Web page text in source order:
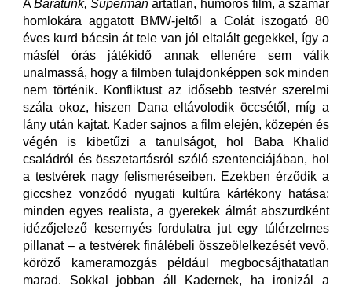
ABarátunk, Superman ártatlan, humoros film, a szamár
homlokára aggatott BMW-jeltől a Colát iszogató 80
éves kurd bácsin át tele van jól eltalált gegekkel, így a
másfél órás játékidő annak ellenére sem válik
unalmassá, hogy a filmben tulajdonképpen sok minden
nem történik. Konfliktust az idősebb testvér szerelmi
szála okoz, hiszen Dana eltávolodik öccsétől, míg a
lány után kajtat. Kader sajnos a film elején, közepén és
végén is kibetűzi a tanulságot, hol Baba Khalid
családról és összetartásról szóló szentenciájában, hol
a testvérek nagy felismeréseiben. Ezekben érződik a
giccshez vonzódó nyugati kultúra kártékony hatása:
minden egyes realista, a gyerekek álmát abszurdként
idézőjelező kesernyés fordulatra jut egy túlérzelmes
pillanat – a testvérek finálébeli összeölelkezését vevő,
köröző kameramozgás például megbocsájthatatlan
marad. Sokkal jobban áll Kadernek, ha ironizál a